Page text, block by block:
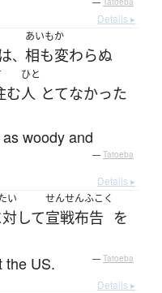
Details ▸
は、
あいもか
相も変わらぬ
む
ひと
人 とてなかった
woody and
— Tatoeba
Details ▸
い
して
せんせんふこく
宣戦布告
を
the US. — Tatoeba
Details ▸